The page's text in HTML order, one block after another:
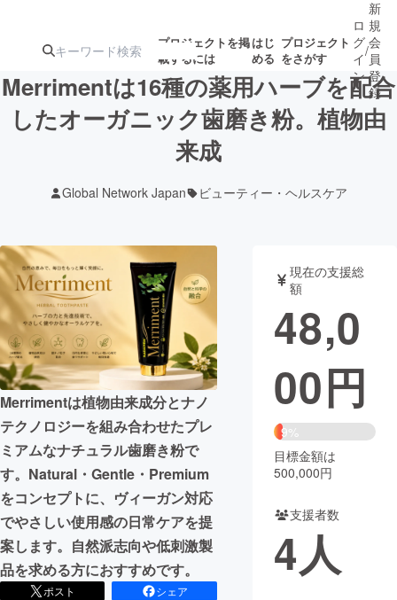
プロジェクトを掲
載するには
はじ
める
プロジェクト
をさがす
注目の新着プロ募集終了が近いプ
テクノロジー・ガジェット
映像・映画 書籍・雑誌
ビジネス・起業 チャレンジ
まちづくり・地域活性化
CAMPFIRE for Social Good
CAMPFIRE Creation
CAMPFIREふるさと納税machi-ya コミュニティ
ロ
グ
イ
ン
/
新
規
会
員
登
録
Merrimentは16種の薬用ハーブを配合
したオーガニック歯磨き粉。植物由
来成
Global Network Japan ビューティー・ヘルスケア
Merrimentは植物由来成分とナノ
テクノロジーを組み合わせたプレ
ミアムなナチュラル歯磨き粉で
す。Natural・Gentle・Premium
をコンセプトに、ヴィーガン対応
でやさしい使用感の日常ケアを提
案します。自然派志向や低刺激製
品を求める方におすすめです。
ポスト
シェア
現在の支援総
額
48,0
00円
9%
目標金額は
500,000円
支援者数
4人